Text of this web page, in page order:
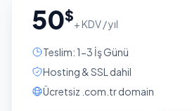
50$+ KDV / yıl
Teslim: 1-3 İş Günü
Hosting & SSL dahil
Ücretsiz .com.tr domain